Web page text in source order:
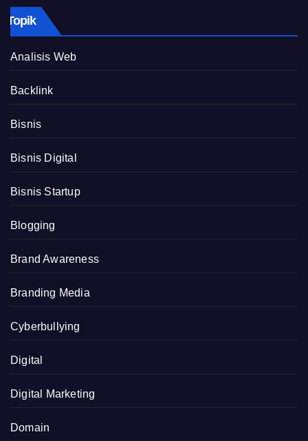
Topik
Analisis Web
Backlink
Bisnis
Bisnis Digital
Bisnis Startup
Blogging
Brand Awareness
Branding Media
Cyberbullying
Digital
Digital Marketing
Domain